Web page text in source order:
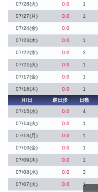
07/28(火) 0.0 1
07/27(月) 0.0 1
07/24(金) 0.0
07/23(木) 0.0 1
07/22(水) 0.0 3
07/21(火) 0.0 1
07/17(金) 0.0 1
07/16(木) 0.0 1
月/日
逆日歩 日数
07/15(水)
0.0 4
07/14(火) 0.0 1
07/13(月) 0.0 1
07/10(金) 0.0 1
07/09(木) 0.0 1
07/08(水) 0.0 3
07/07(火) 0.0 1